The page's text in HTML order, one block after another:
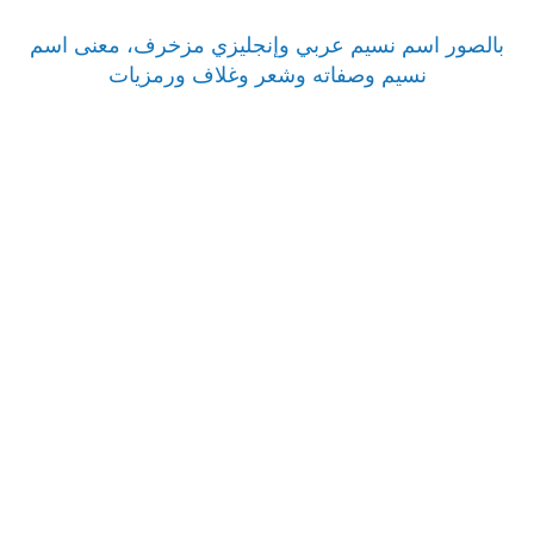
بالصور اسم نسيم عربي وإنجليزي مزخرف، معنى اسم
نسيم وصفاته وشعر وغلاف ورمزيات